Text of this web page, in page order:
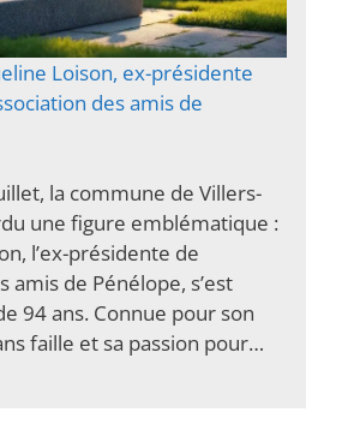
Loison, ex-présidente
des amis de
la commune de Villers-
une figure emblématique :
l’ex-présidente de
amis de Pénélope, s’est
94 ans. Connue pour son
faille et sa passion pour…